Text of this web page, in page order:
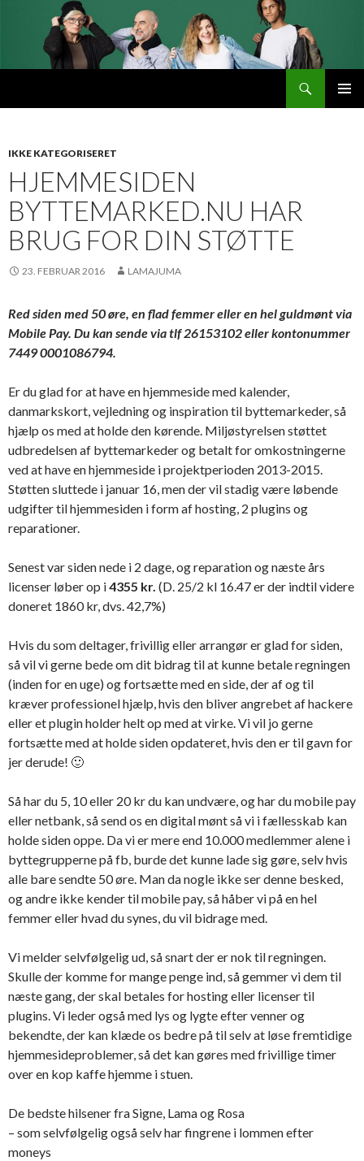
IKKE KATEGORISERET
HJEMMESIDEN
BYTTEMARKED.NU HAR
BRUG FOR DIN STØTTE
23. FEBRUAR 2016 LAMAJUMA
Red siden med 50 øre, en flad femmer eller en hel guldmønt via
Mobile Pay. Du kan sende via tlf 26153102 eller kontonummer
7449 0001086794.
Er du glad for at have en hjemmeside med kalender,
danmarkskort, vejledning og inspiration til byttemarkeder, så
hjælp os med at holde den kørende. Miljøstyrelsen støttet
udbredelsen af byttemarkeder og betalt for omkostningerne
ved at have en hjemmeside i projektperioden 2013-2015.
Støtten sluttede i januar 16, men der vil stadig være løbende
udgifter til hjemmesiden i form af hosting, 2 plugins og
reparationer.
Senest var siden nede i 2 dage, og reparation og næste års
licenser løber op i4355 kr. (D. 25/2 kl 16.47 er der indtil videre
doneret 1860 kr, dvs. 42,7%)
Hvis du som deltager, frivillig eller arrangør er glad for siden,
så vil vi gerne bede om dit bidrag til at kunne betale regningen
(inden for en uge) og fortsætte med en side, der af og til
kræver professionel hjælp, hvis den bliver angrebet af hackere
eller et plugin holder helt op med at virke. Vi vil jo gerne
fortsætte med at holde siden opdateret, hvis den er til gavn for
jer derude! 🙂
Så har du 5, 10 eller 20 kr du kan undvære, og har du mobile pay
eller netbank, så send os en digital mønt så vi i fællesskab kan
holde siden oppe. Da vi er mere end 10.000 medlemmer alene i
byttegrupperne på fb, burde det kunne lade sig gøre, selv hvis
alle bare sendte 50 øre. Man da nogle ikke ser denne besked,
og andre ikke kender til mobile pay, så håber vi på en hel
femmer eller hvad du synes, du vil bidrage med.
Vi melder selvfølgelig ud, så snart der er nok til regningen.
Skulle der komme for mange penge ind, så gemmer vi dem til
næste gang, der skal betales for hosting eller licenser til
plugins. Vi leder også med lys og lygte efter venner og
bekendte, der kan klæde os bedre på til selv at løse fremtidige
hjemmesideproblemer, så det kan gøres med frivillige timer
over en kop kaffe hjemme i stuen.
De bedste hilsener fra Signe, Lama og Rosa
– som selvfølgelig også selv har fingrene i lommen efter
moneys